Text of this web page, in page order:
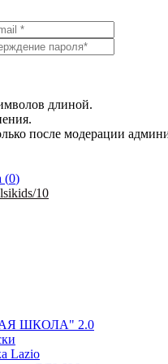
длиной.
после модерации
(0)
10
ШКОЛА" 2.0
Lazio